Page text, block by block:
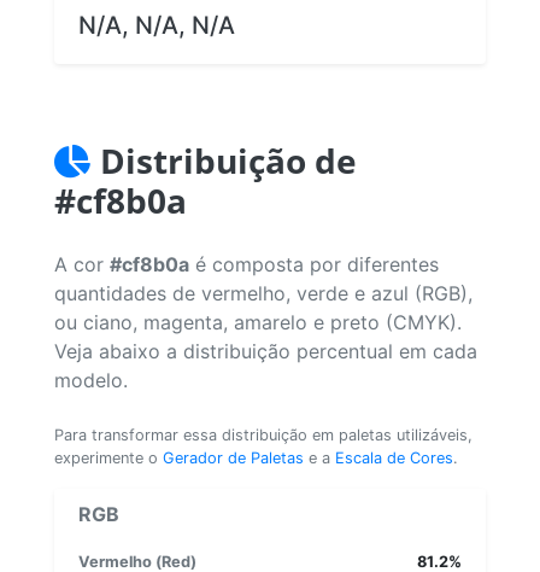
N/A, N/A, N/A
Distribuição de
#cf8b0a
A cor #cf8b0a é composta por diferentes
quantidades de vermelho, verde e azul (RGB),
ou ciano, magenta, amarelo e preto (CMYK).
Veja abaixo a distribuição percentual em cada
modelo.
Para transformar essa distribuição em paletas utilizáveis,
experimente o Gerador de Paletas e a Escala de Cores.
RGB
Vermelho (Red) 81.2%